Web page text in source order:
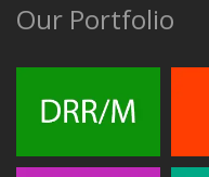
Our Portfolio